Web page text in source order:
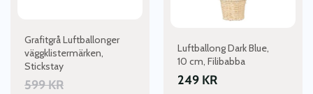
Grafitgrå Luftballonger
väggklistermärken,
Stickstay
599KR
Luftballong Dark Blue,
10 cm, Filibabba
249 KR